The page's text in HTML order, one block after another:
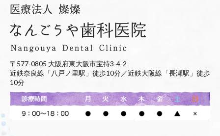
〒577-0805 大阪府東大阪市宝持3-4-2
近鉄奈良線「八戸ノ里駅」徒歩10分／近鉄大阪線「長瀬駅」徒歩
10分